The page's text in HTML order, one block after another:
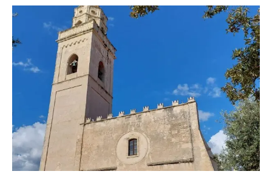
POLITICA
ECONOMIA
SERVIZI ALLE IMPRESE
SPORT IN SARDEGNA
SPORT